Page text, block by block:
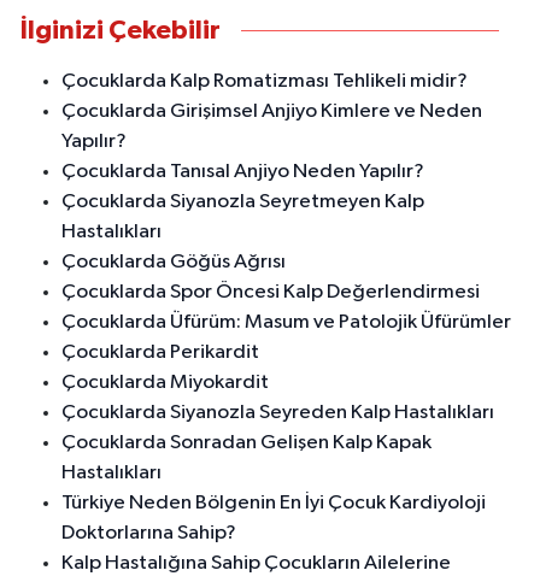
İlginizi Çekebilir
Çocuklarda Kalp Romatizması Tehlikeli midir?
Çocuklarda Girişimsel Anjiyo Kimlere ve Neden
Yapılır?
Çocuklarda Tanısal Anjiyo Neden Yapılır?
Çocuklarda Siyanozla Seyretmeyen Kalp
Hastalıkları
Çocuklarda Göğüs Ağrısı
Çocuklarda Spor Öncesi Kalp Değerlendirmesi
Çocuklarda Üfürüm: Masum ve Patolojik Üfürümler
Çocuklarda Perikardit
Çocuklarda Miyokardit
Çocuklarda Siyanozla Seyreden Kalp Hastalıkları
Çocuklarda Sonradan Gelişen Kalp Kapak
Hastalıkları
Türkiye Neden Bölgenin En İyi Çocuk Kardiyoloji
Doktorlarına Sahip?
Kalp Hastalığına Sahip Çocukların Ailelerine